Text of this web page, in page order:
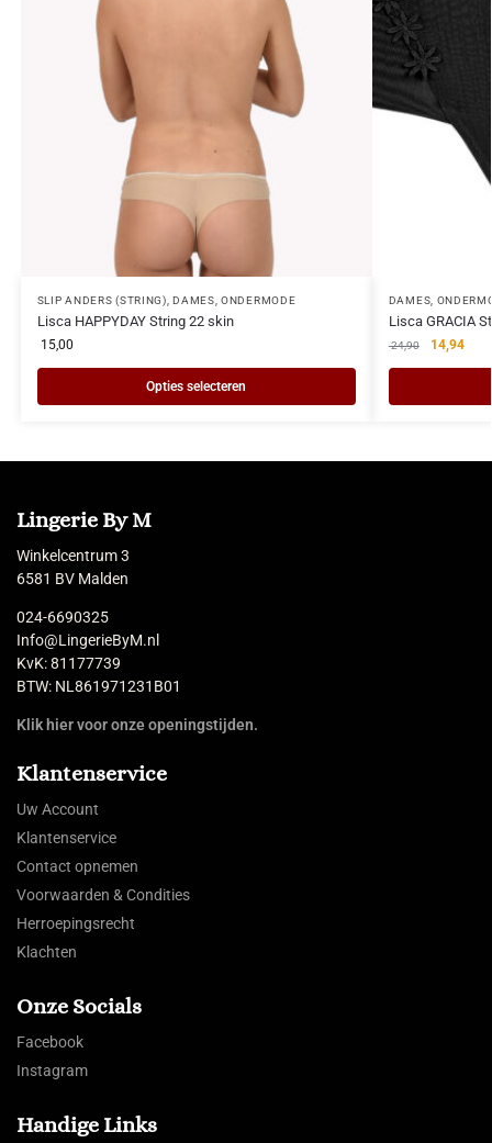
SLIP ANDERS (STRING) ,DAMES ,ONDERMODE
Lisca HAPPYDAY String 22 skin
15,00
Opties selecteren
DAMES
Lisca GRACIA
24,90 14,94
Lingerie By M
Winkelcentrum 3
6581 BV Malden
024-6690325
Info@LingerieByM.nl
KvK: 81177739
BTW: NL861971231B01
Klik hier voor onze openingstijden.
Klantenservice
Uw Account
Klantenservice
Contact opnemen
Voorwaarden & Condities
Herroepingsrecht
Klachten
Onze Socials
Facebook
Instagram
Handige Links